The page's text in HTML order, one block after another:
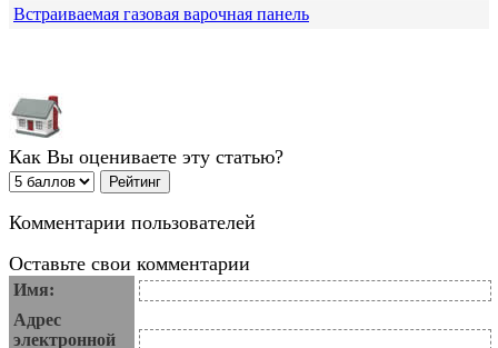
Встраиваемая газовая варочная панель
Как Вы оцениваете эту статью?
Комментарии пользователей
Оставьте свои комментарии
Имя:
Адрес
электронной